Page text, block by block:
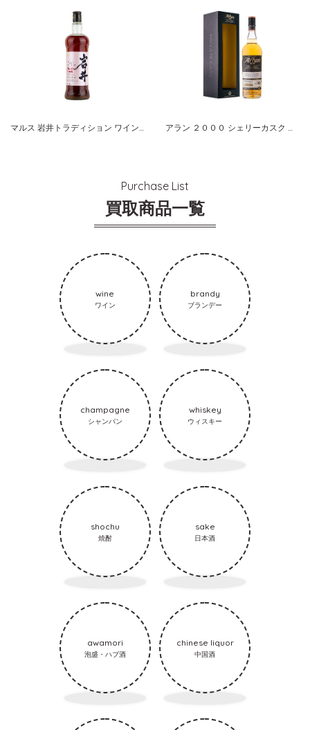
マルス 岩井トラディション ワインカスクフィニッシュ アラン ２０００ シェリーカスク スコッチモルトセレクション
Purchase List
買取商品一覧
wine
ワイン
brandy
ブランデー
champagne
シャンパン
whiskey
ウィスキー
shochu
焼酎
sake
日本酒
awamori
泡盛・ハブ酒
chinese liquor
中国酒